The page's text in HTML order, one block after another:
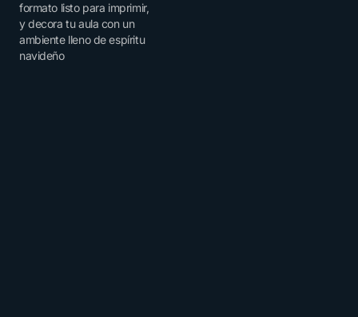
formato listo para imprimir,
y decora tu aula con un
ambiente lleno de espíritu
navideño